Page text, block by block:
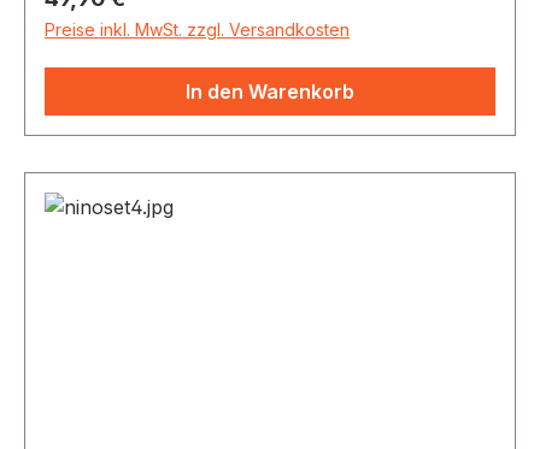
Preise inkl. MwSt. zzgl. Versandkosten
In den Warenkorb